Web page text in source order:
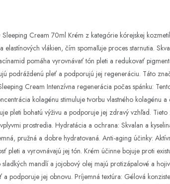
Cream 70ml Krém z kategórie kórejskej
vlákien, čím spomaľuje proces starnutia.
pomáha vyrovnávať tón pleti a redukovať
podráždenú pleť a podporujú jej regeneráciu. Táto
Cream Intenzívna regenerácia počas spánku:
kolagénu stimuluje tvorbu vlastného kolagénu
pleti bohatú výživu a podporuje jej zdravý vzhľad.
prostredia. Hydratácia a ochrana: Skvalan a
pružná a dobre hydratovaná. Anti-aging účinky:
pleti a vyrovnávajú jej tón. Krém účinne bojuje proti
mandlí a jojobový olej majú protizápalové a
podporuje jej obnovu. Príjemná textúra: Gélová